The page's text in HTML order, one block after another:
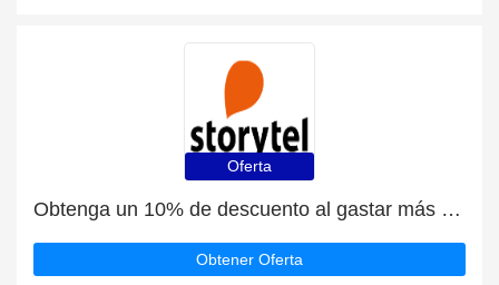
Oferta
Obtenga un 10% de descuento al gastar más de 55€
Obtener Oferta